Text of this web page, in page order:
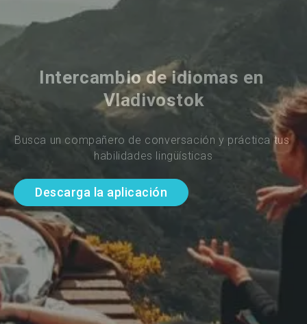
Intercambio de idiomas en
Vladivostok
Busca un compañero de conversación y práctica tus
habilidades lingüísticas
Descarga la aplicación